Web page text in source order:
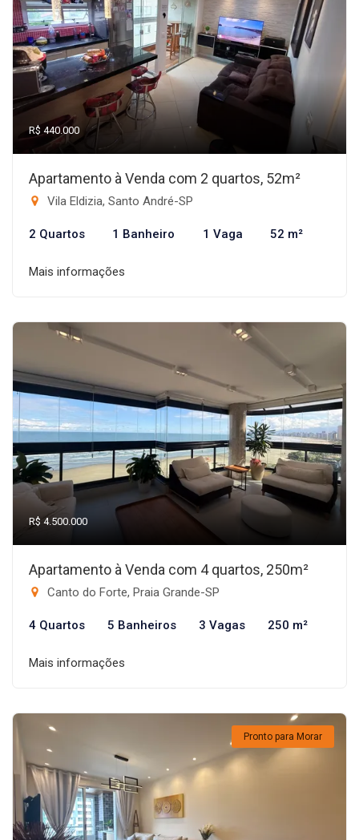
R$ 440.000
Apartamento à Venda com 2 quartos, 52m²
Vila Eldizia, Santo André-SP
2 Quartos 1 Banheiro 1 Vaga 52 m²
Mais informações
R$ 4.500.000
Apartamento à Venda com 4 quartos, 250m²
Canto do Forte, Praia Grande-SP
4 Quartos 5 Banheiros 3 Vagas 250 m²
Mais informações
Pronto para Morar